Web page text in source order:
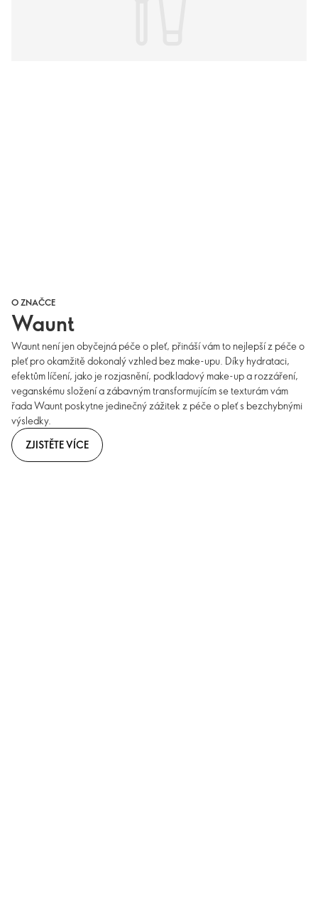
O ZNAČCE
Waunt
Waunt není jen obyčejná péče o pleť, přináší vám to nejlepší z péče o
pleť pro okamžitě dokonalý vzhled bez make-upu. Díky hydrataci,
efektům líčení, jako je rozjasnění, podkladový make-up a rozzáření,
veganskému složení a zábavným transformujícím se texturám vám
řada Waunt poskytne jedinečný zážitek z péče o pleť s bezchybnými
výsledky.
ZJISTĚTE VÍCE